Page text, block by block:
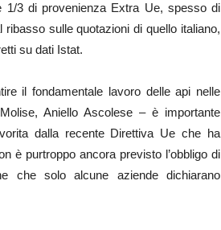
3 di provenienza Extra Ue, spesso di
sulle quotazioni di quello italiano,
su dati Istat.
il fondamentale lavoro delle api nelle
Aniello Ascolese – è importante
dalla recente Direttiva Ue che ha
è purtroppo ancora previsto l’obbligo di
che solo alcune aziende dichiarano